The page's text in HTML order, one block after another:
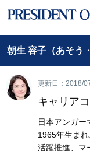
朝生 容子（あそう
更新日：2018/
キャリア
日本アンガー
1965年生ま
活躍推進、マ